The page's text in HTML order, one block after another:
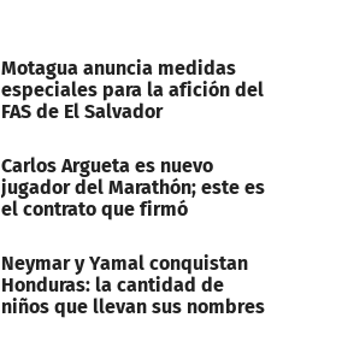
Motagua anuncia medidas
especiales para la afición del
FAS de El Salvador
Carlos Argueta es nuevo
jugador del Marathón; este es
el contrato que firmó
Neymar y Yamal conquistan
Honduras: la cantidad de
niños que llevan sus nombres